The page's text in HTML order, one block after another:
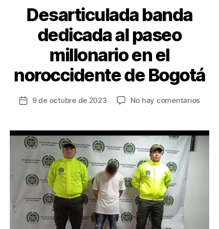
k
Desarticulada banda
dedicada al paseo
millonario en el
noroccidente de Bogotá
Fecha
entrada
9 de octubre de 2023 No hay comentariosen